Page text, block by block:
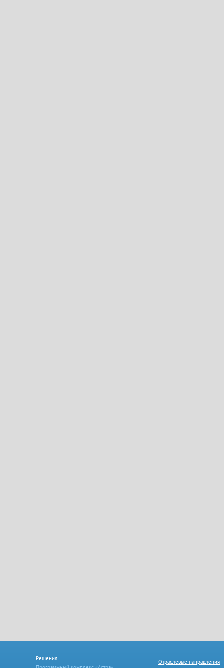
Решения
Отраслевые направления